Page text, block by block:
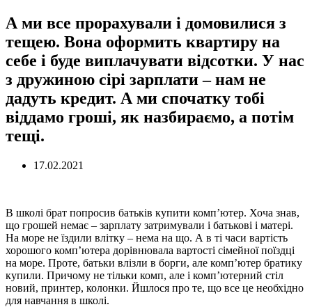
А ми все прорахували і домовилися з
тещею. Вона оформить квартиру на
себе і буде виплачувати відсотки. У нас
з дружиною сірі зарплати – нам не
дадуть кредит. А ми спочатку тобі
віддамо гроші, як назбираємо, а потім
тещі.
17.02.2021
В школі брат попросив батьків купити комп’ютер. Хоча знав,
що грошей немає – зарплату затримували і батькові і матері.
На море не їздили влітку – нема на що. А в ті часи вартість
хорошого комп’ютера дорівнювала вартості сімейної поїздці
на море. Проте, батьки влізли в борги, але комп’ютер братику
купили. Причому не тільки комп, але і комп’ютерний стіл
новий, принтер, колонки. Йшлося про те, що все це необхідно
для навчання в школі.